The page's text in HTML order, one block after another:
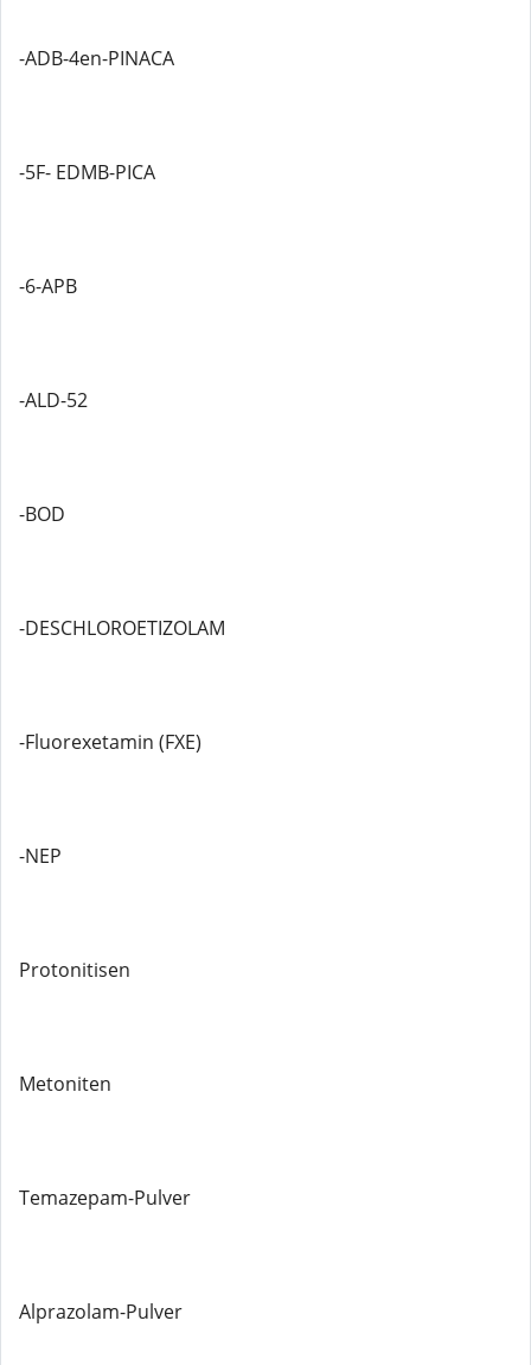
-ADB-4en-PINACA
-5F- EDMB-PICA
-6-APB
-ALD-52
-BOD
-DESCHLOROETIZOLAM
-Fluorexetamin (FXE)
-NEP
Protonitisen
Metoniten
Temazepam-Pulver
Alprazolam-Pulver